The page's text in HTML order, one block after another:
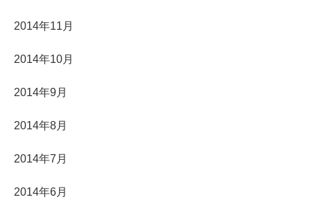
2014年11月
2014年10月
2014年9月
2014年8月
2014年7月
2014年6月